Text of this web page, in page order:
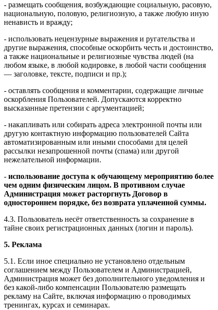
- размещать сообщения, возбуждающие социальную, расовую,
национальную, половую, религиозную, а также любую иную
ненависть и вражду;
- использовать нецензурные выражения и ругательства и
другие выражения, способные оскорбить честь и достоинство,
а также национальные и религиозные чувства людей (на
любом языке, в любой кодировке, в любой части сообщения
— заголовке, тексте, подписи и пр.);
- оставлять сообщения и комментарии, содержащие личные
оскорбления Пользователей. Допускаются корректно
высказанные претензии с аргументацией;
- накапливать или собирать адреса электронной почты или
другую контактную информацию пользователей Сайта
автоматизированным или иными способами для целей
рассылки незапрошенной почты (спама) или другой
нежелательной информации.
- использование доступа к обучающему мероприятию более
чем одним физическим лицом. В противном случае
Администрация может расторгнуть Договор в
одностороннем порядке, без возврата уплаченной суммы.
4.3. Пользователь несёт ответственность за сохранение в
тайне своих регистрационных данных (логин и пароль).
5. Реклама
5.1. Если иное специально не установлено отдельным
соглашением между Пользователем и Администрацией,
Администрация может без дополнительного уведомления и
без какой-либо компенсации Пользователю размещать
рекламу на Сайте, включая информацию о проводимых
тренингах, курсах и семинарах.